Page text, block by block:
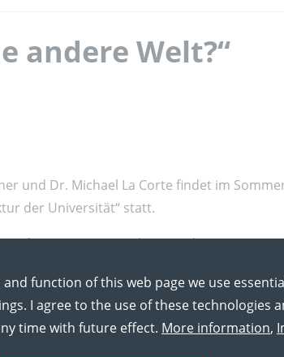
andere Welt?“
und Dr. Michael La Corte findet im
der Universität“ statt.
Waizeneggervom Kulturamt der
function of this web page we use
I agree to the use of these technologies
time with future effect. More information,